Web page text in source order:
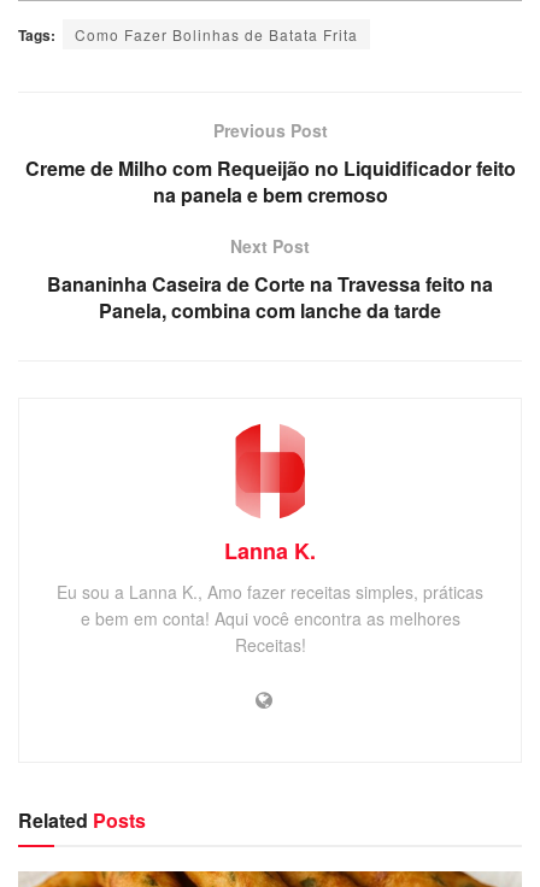
Tags: Como Fazer Bolinhas de Batata Frita
Previous Post
Creme de Milho com Requeijão no Liquidificador feito
na panela e bem cremoso
Next Post
Bananinha Caseira de Corte na Travessa feito na
Panela, combina com lanche da tarde
Lanna K.
Eu sou a Lanna K., Amo fazer receitas simples, práticas
e bem em conta! Aqui você encontra as melhores
Receitas!
Related Posts